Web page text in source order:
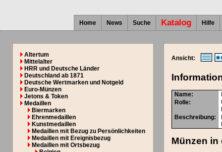
Home News Suche Katalog Hilfe
Altertum
Mittelalter
HRR und Deutsche Länder
Deutschland ab 1871
Deutsche Wertmarken und Notgeld
Euro-Münzen
Jetons & Token
Medaillen
Biermarken
Ehrenmedaillen
Kunstmedaillen
Medaillen mit Bezug zu Persönlichkeiten
Medaillen mit Ereignisbezug
Medaillen mit Ortsbezug
Ansicht:
Name:
Rolle:
Beschreibung:
Münzen in